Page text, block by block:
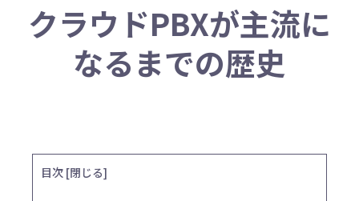
クラウドPBXが主流に
なるまでの歴史
目次 [閉じる]